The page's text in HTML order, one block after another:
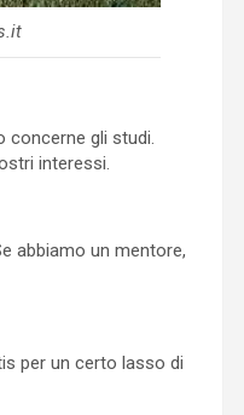
gli studi.
interessi.
abbiamo un mentore,
per un certo lasso di